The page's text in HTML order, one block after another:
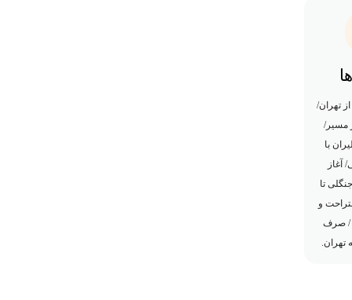
تهران/
مسیر/
با
آغاز
تا
و
/ صرف
تهران.